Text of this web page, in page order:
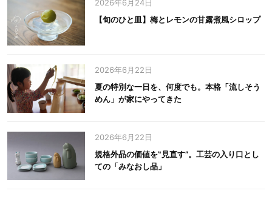
2026年6月24日
【旬のひと皿】梅とレモンの甘露煮風シロップ
2026年6月22日
夏の特別な一日を、何度でも。本格「流しそう
めん」が家にやってきた
2026年6月22日
規格外品の価値を‟見直す”。工芸の入り口とし
ての「みなおし品」